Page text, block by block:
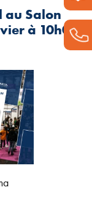
au Salon
à 10h00